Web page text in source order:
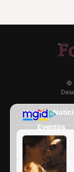
©
Home
Eventos
Anuncie